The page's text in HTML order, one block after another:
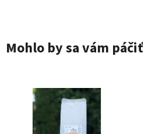
Mohlo by sa vám páčiť